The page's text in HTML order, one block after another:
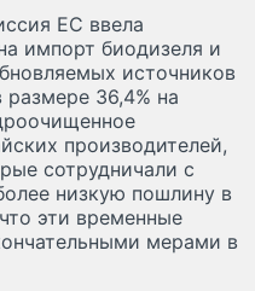
ЕС ввела
импорт биодизеля и
источников
36,4% на
производителей,
сотрудничали с
низкую пошлину в
эти временные
мерами в